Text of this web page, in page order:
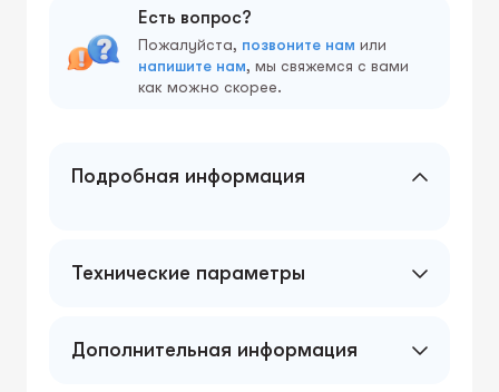
Есть вопрос?
Пожалуйста, позвоните нам или
напишите нам, мы свяжемся с вами
как можно скорее.
Подробная информация
Технические параметры
Дополнительная информация